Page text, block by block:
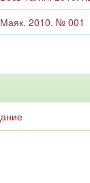
Маяк. 2010. № 001